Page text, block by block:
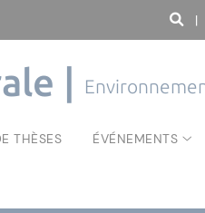
|
|
THÈSES ÉVÉNEMENTS